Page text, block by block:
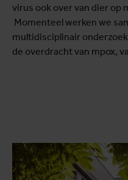
virus ook over van dier op
Momenteel werken we
multidisciplinair
de overdracht van mpox,